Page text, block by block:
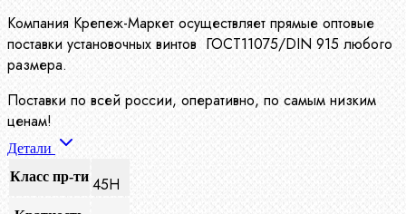
Компания Крепеж-Маркет осуществляет прямые оптовые
поставки установочных винтов ГОСТ11075/DIN 915 любого
размера.
Поставки по всей россии, оперативно, по самым низким
ценам!
Детали
Класс пр-ти 45Н